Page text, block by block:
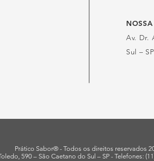
Av. Dr.
Sul – SP
Prático Sabor® - Todos os direitos reservados
590 – São Caetano do Sul – SP - Telefones: